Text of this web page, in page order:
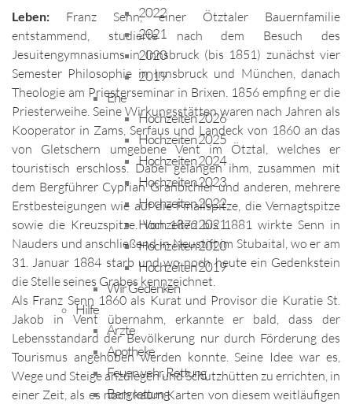
2022
2021
2020
2019
Ehe
Hochzeiten 2026
Hochzeiten 2025
Hochzeiten 2024
Hochzeiten 2023
Hochzeiten 2022
Hochzeiten 2021
Hochzeiten 2020
Hochzeiten 2019
Wir Gedenken
Hilfe
Ärzte
Apotheke
Feuerwehr, Rettung
Bergrettung
Leben: Franz Senn, einer Ötztaler Bauernfamilie
entstammend, studierte nach dem Besuch des
Jesuitengymnasiums in Innsbruck (bis 1851) zunächst vier
Semester Philosophie in Innsbruck und München, danach
Theologie am Priesterseminar in Brixen. 1856 empfing er die
Priesterweihe. Seine Wirkungsstätten waren nach Jahren als
Kooperator in Zams, Serfaus und Landeck von 1860 an das
von Gletschern umgebene Vent im Ötztal, welches er
touristisch erschloss. Dabei gelangen ihm, zusammen mit
dem Bergführer Cyprian Granbichler und anderen, mehrere
Erstbesteigungen wie auf die Finailspitze, die Vernagtspitze
sowie die Kreuzspitze. Von 1872 bis 1881 wirkte Senn in
Nauders und anschließend in Neustift im Stubaital, wo er am
31. Januar 1884 starb und wo noch heute ein Gedenkstein
die Stelle seines Grabes kennzeichnet.
Als Franz Senn 1860 als Kurat und Provisor die Kuratie St.
Jakob in Vent übernahm, erkannte er bald, dass der
Lebensstandard der Bevölkerung nur durch Förderung des
Tourismus angehoben werden konnte. Seine Idee war es,
Wege und Steige anzulegen und Schutzhütten zu errichten, in
einer Zeit, als es noch kaum Karten von diesem weitläufigen